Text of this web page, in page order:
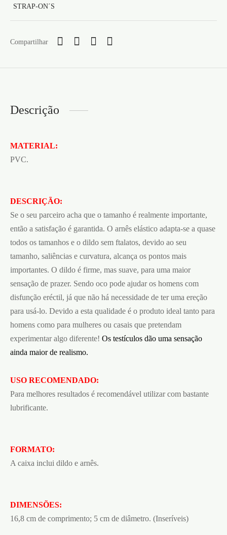
STRAP-ON´S
Compartilhar
Descrição
MATERIAL:
PVC.
DESCRIÇÃO:
Se o seu parceiro acha que o tamanho é realmente importante,
então a satisfação é garantida. O arnês elástico adapta-se a quase
todos os tamanhos e o dildo sem ftalatos, devido ao seu
tamanho, saliências e curvatura, alcança os pontos mais
importantes. O dildo é firme, mas suave, para uma maior
sensação de prazer. Sendo oco pode ajudar os homens com
disfunção eréctil, já que não há necessidade de ter uma ereção
para usá-lo. Devido a esta qualidade é o produto ideal tanto para
homens como para mulheres ou casais que pretendam
experimentar algo diferente! Os testículos dão uma sensação
ainda maior de realismo.
USO RECOMENDADO:
Para melhores resultados é recomendável utilizar com bastante
lubrificante.
FORMATO:
A caixa inclui dildo e arnês.
DIMENSÕES:
16,8 cm de comprimento; 5 cm de diâmetro. (Inseríveis)